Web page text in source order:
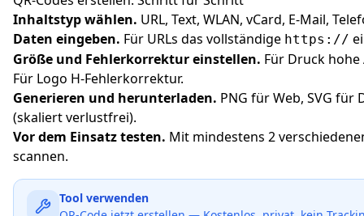
Inhaltstyp wählen. URL, Text, WLAN, vCard, E-Mail,
Daten eingeben. Für URLs das vollständige https://
Größe und Fehlerkorrektur einstellen. Für Druck
Für Logo H-Fehlerkorrektur.
Generieren und herunterladen. PNG für Web, SVG für
(skaliert verlustfrei).
Vor dem Einsatz testen. Mit mindestens 2
scannen.
Tool verwenden